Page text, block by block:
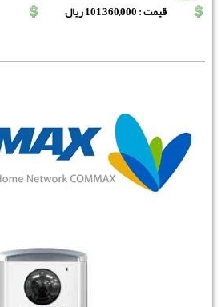
قیمت : 101,360,000 ریال